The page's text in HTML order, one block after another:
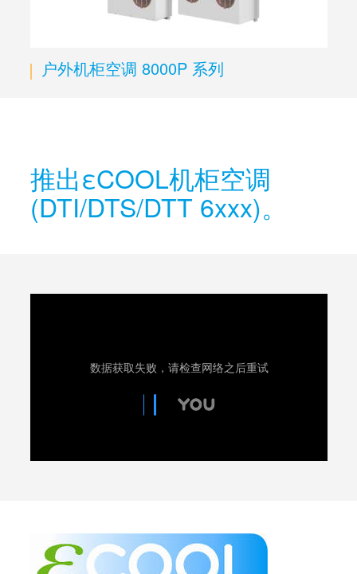
户外机柜空调 8000P 系列
推出εCOOL机柜空调
(DTI/DTS/DTT 6xxx)。